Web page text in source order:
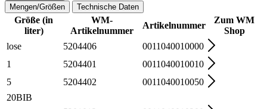
Mengen/Größen
Technische Daten
Größe (in
liter)
WM-
Artikelnummer
Artikelnummer
Zum WM
Shop
lose
5204406
0011040010000
1
5204401
0011040010010
5
5204402
0011040010050
20BIB